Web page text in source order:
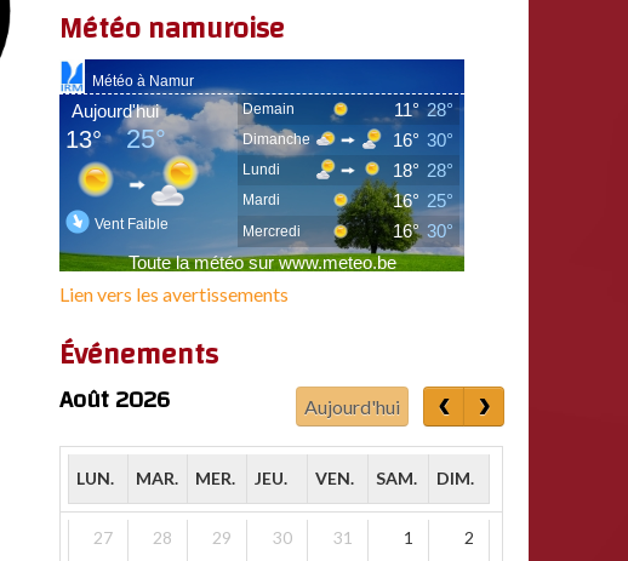
Météo namuroise
Lien vers les avertissements
Événements
Août 2026 Aujourd'hui
LUN. MAR. MER. JEU. VEN. SAM. DIM.
27 28 29 30 31 1 2